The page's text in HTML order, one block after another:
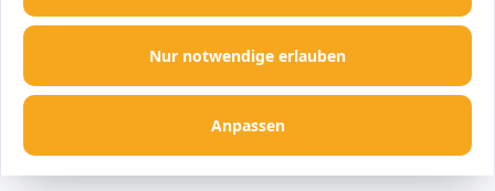
Nur notwendige erlauben
Anpassen